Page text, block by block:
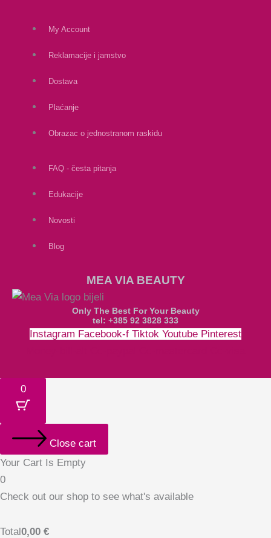
My Account
Reklamacije i jamstvo
Dostava
Plaćanje
Obrazac o jednostranom raskidu
FAQ - česta pitanja
Edukacije
Novosti
Blog
MEA VIA BEAUTY
Only The Best For Your Beauty
tel: +385 92 3828 333
Instagram Facebook-f Tiktok Youtube Pinterest
0
Close cart
Your Cart Is Empty
0
Check out our shop to see what's available
Total0,00 €